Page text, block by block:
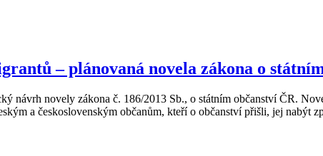
– plánovaná novela zákona o
návrh novely zákona č. 186/2013 Sb., o státním občanství ČR.
a československým občanům, kteří o občanství přišli, jej nabýt